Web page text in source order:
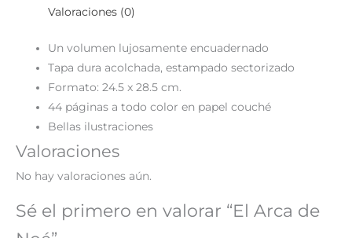
Valoraciones (0)
Un volumen lujosamente encuadernado
Tapa dura acolchada, estampado sectorizado
Formato: 24.5 x 28.5 cm.
44 páginas a todo color en papel couché
Bellas ilustraciones
Valoraciones
No hay valoraciones aún.
Sé el primero en valorar “El Arca de